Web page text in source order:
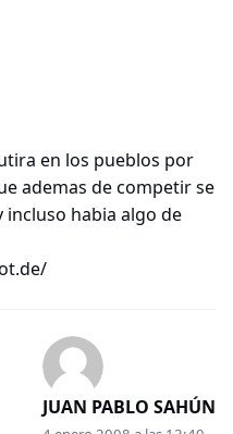
en los pueblos por
ademas de competir se
habia algo de
JUAN PABLO SAHÚN